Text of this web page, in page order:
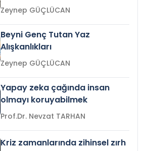
Zeynep GÜÇLÜCAN
Beyni Genç Tutan Yaz
Alışkanlıkları
Zeynep GÜÇLÜCAN
Yapay zeka çağında insan
olmayı koruyabilmek
Prof.Dr. Nevzat TARHAN
Kriz zamanlarında zihinsel zırh